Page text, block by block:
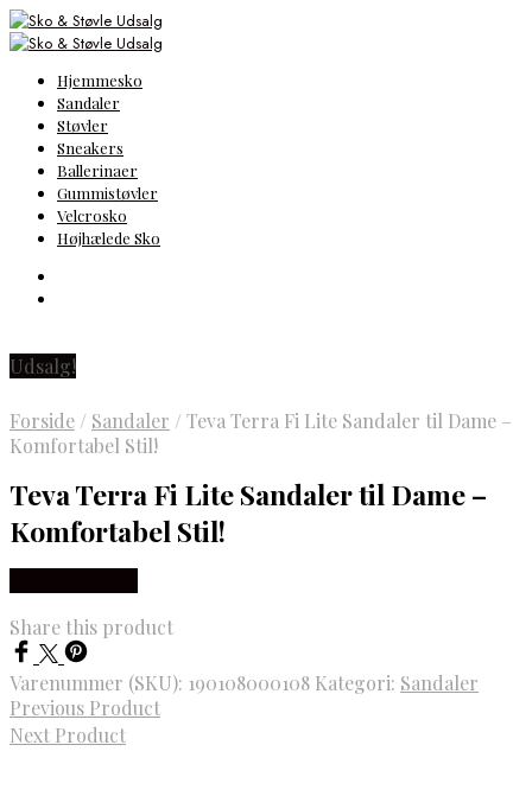
Hjemmesko
Sandaler
Støvler
Sneakers
Ballerinaer
Gummistøvler
Velcrosko
Højhælede Sko
Udsalg!
Forside / Sandaler / Teva Terra Fi Lite Sandaler til Dame –
Komfortabel Stil!
Teva Terra Fi Lite Sandaler til Dame –
Komfortabel Stil!
Share this product
Varenummer (SKU): 190108000108 Kategori: Sandaler
Previous Product
Next Product